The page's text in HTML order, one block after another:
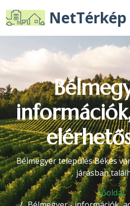
NetTérkép
Bélmegyer település Békés
járásban
Főoldal